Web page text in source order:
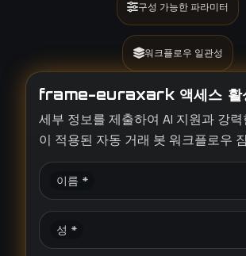
구성 가능한 파라미터
워크플로우 일관성
frame-euraxark 액세스 활
세부 정보를 제출하여 AI 지원과 강
이 적용된 자동 거래 봇 워크플로우
이름 *
성 *